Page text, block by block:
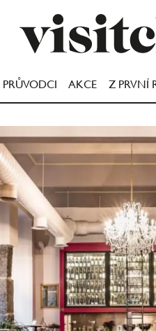
PRŮVODCI AKCE Z PRVNÍ